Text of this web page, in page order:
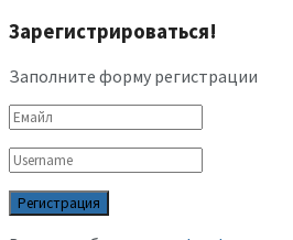
Зарегистрироваться!
Заполните форму регистрации